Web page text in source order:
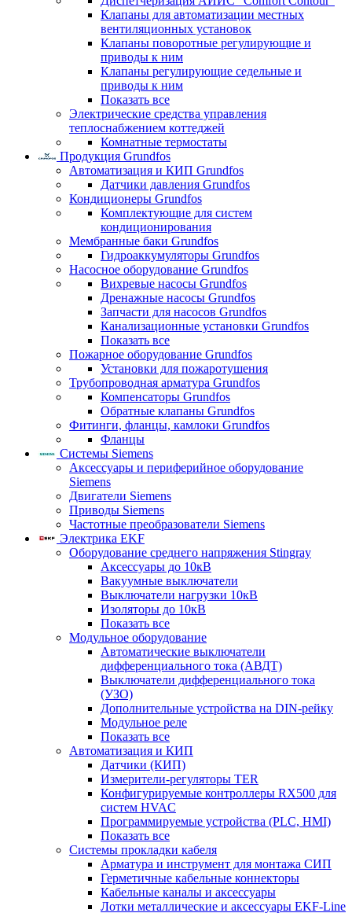
Клапаны для автоматизации местных
вентиляционных установок
Клапаны поворотные регулирующие и
приводы к ним
Клапаны регулирующие седельные и
приводы к ним
Показать все
Электрические средства управления
теплоснабжением коттеджей
Комнатные термостаты
Продукция Grundfos
Автоматизация и КИП Grundfos
Датчики давления Grundfos
Кондиционеры Grundfos
Комплектующие для систем
кондиционирования
Мембранные баки Grundfos
Гидроаккумуляторы Grundfos
Насосное оборудование Grundfos
Вихревые насосы Grundfos
Дренажные насосы Grundfos
Запчасти для насосов Grundfos
Канализационные установки Grundfos
Показать все
Пожарное оборудование Grundfos
Установки для пожаротушения
Трубопроводная арматура Grundfos
Компенсаторы Grundfos
Обратные клапаны Grundfos
Фитинги, фланцы, камлоки Grundfos
Фланцы
Системы Siemens
Аксессуары и периферийное оборудование
Siemens
Двигатели Siemens
Приводы Siemens
Частотные преобразователи Siemens
Электрика EKF
Оборудование среднего напряжения Stingray
Аксессуары до 10кВ
Вакуумные выключатели
Выключатели нагрузки 10кВ
Изоляторы до 10кВ
Показать все
Модульное оборудование
Автоматические выключатели
дифференциального тока (АВДТ)
Выключатели дифференциального тока
(УЗО)
Дополнительные устройства на DIN-рейку
Модульное реле
Показать все
Автоматизация и КИП
Датчики (КИП)
Измерители-регуляторы TER
Конфигурируемые контроллеры RX500 для
систем HVAC
Программируемые устройства (PLC, HMI)
Показать все
Системы прокладки кабеля
Арматура и инструмент для монтажа СИП
Герметичные кабельные коннекторы
Кабельные каналы и аксессуары
Лотки металлические и аксессуары EKF-Line